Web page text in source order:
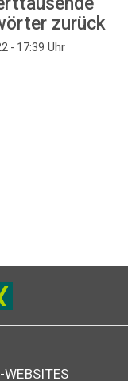
zurück
- 17:39 Uhr
WEBSITES